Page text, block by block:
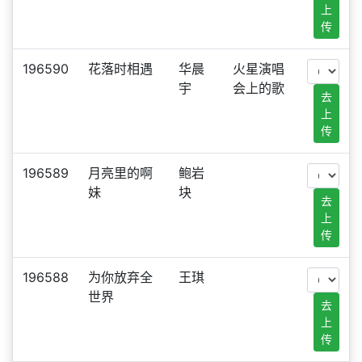
上
传
196590 花落时相遇
华晨
宇
火星演唱
会上的歌
去
上
传
196589
月亮里的啊
妹
鲍岩
块
去
上
传
196588
为你放弃全
世界
王琪
去
上
传